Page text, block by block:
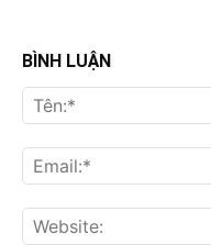
BÌNH LUẬN